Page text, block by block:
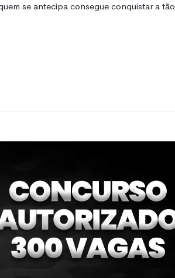
se antecipa consegue conquistar a tão